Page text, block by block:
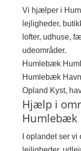
Vi hjælper i
lejligheder,
lofter, udhuse,
udeområder.
Humlebæk
Humlebæk Havn
Opland Kyst,
Hjælp i
Humlebæk
I oplandet ser